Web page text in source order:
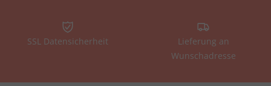
SSL Datensicherheit
Lieferung an
Wunschadresse